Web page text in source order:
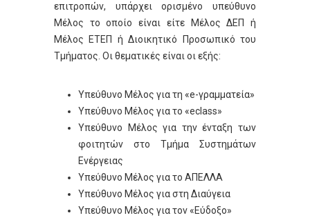
επιτροπών, υπάρχει ορισμένο υπεύθυνο
Μέλος το οποίο είναι είτε Μέλος ΔΕΠ ή
Μέλος ΕΤΕΠ ή Διοικητικό Προσωπικό του
Τμήματος. Οι θεματικές είναι οι εξής:
Υπεύθυνο Μέλος για τη «e-γραμματεία»
Υπεύθυνο Μέλος για το «eclass»
Υπεύθυνο Μέλος για την ένταξη των
φοιτητών στο Τμήμα Συστημάτων
Ενέργειας
Υπεύθυνο Μέλος για το ΑΠΕΛΛΑ
Υπεύθυνο Μέλος για στη Διαύγεια
Υπεύθυνο Μέλος για τον «Εύδοξο»